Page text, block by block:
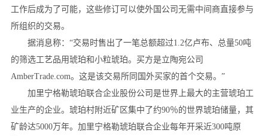
工作后成为了可能，这些修订可以使外国公司无需中间商直接参与
所组织的交易。
据消息称：“交易时售出了一笔总额超过1.2亿卢布、总量50吨
的筛选工艺品用琥珀和小粒琥珀。买方是立陶宛公司
AmberTrade.com。这是该交易所同国外买家的首个交易。”
加里宁格勒琥珀联合企业股份公司是世界上最大的主营琥珀工
业生产的企业。琥珀村附近矿区集中了约90％的世界琥珀储量，其
矿龄达5000万年。加里宁格勒琥珀联合企业每年开采近300吨原